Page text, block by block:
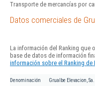
Transporte de mercancías por
Datos comerciales de
La información del Ranking que
base de datos de información
información sobre el Ranking de
Denominación Grualbe Elevacion, Sa.